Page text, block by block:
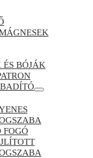
BÓJÁK
FOGÓ